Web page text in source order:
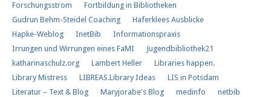
Forschungs​strom​
Fortbildung in Bibliotheken
Gudrun Behm-Steidel Coaching
Haferklees Ausblicke
Hapke-Weblog
InetBib
Informationspraxis
Irrungen und Wirrungen eines FaMI
Jugendbibliothek21
katharinaschulz.org
Lambert Heller
Libraries happen.
Library Mistress
LIBREAS.Library Ideas
LIS in Potsdam
Literatur – Text & Blog
Maryjorabe's Blog medinfo
netbib